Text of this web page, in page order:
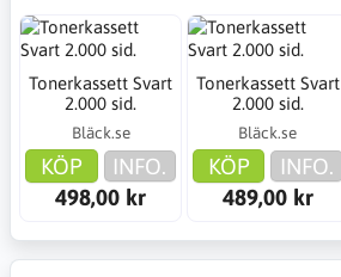
Tonerkassett Svart
2.000 sid.
Bläck.se
KÖP
INFO.
498,00 kr
Tonerkassett Svart
2.000 sid.
Bläck.se
KÖP
INFO.
489,00 kr